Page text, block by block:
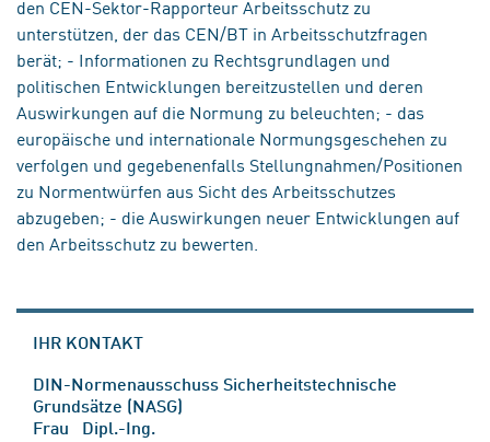
den CEN-Sektor-Rapporteur Arbeitsschutz zu
unterstützen, der das CEN/BT in Arbeitsschutzfragen
berät; - Informationen zu Rechtsgrundlagen und
politischen Entwicklungen bereitzustellen und deren
Auswirkungen auf die Normung zu beleuchten; - das
europäische und internationale Normungsgeschehen zu
verfolgen und gegebenenfalls Stellungnahmen/Positionen
zu Normentwürfen aus Sicht des Arbeitsschutzes
abzugeben; - die Auswirkungen neuer Entwicklungen auf
den Arbeitsschutz zu bewerten.
IHR KONTAKT
DIN-Normenausschuss Sicherheitstechnische
Grundsätze (NASG)
Frau Dipl.-Ing.